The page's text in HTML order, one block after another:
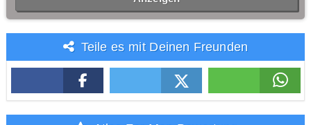
Teile es mit Deinen Freunden